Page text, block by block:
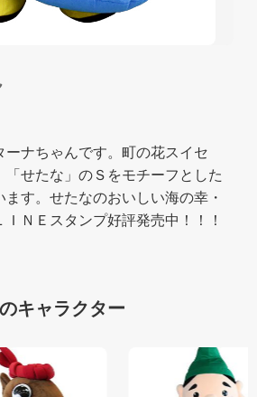
ーナちゃんです。町の花スイセ
「せたな」のＳをモチーフとした
す。せたなのおいしい海の幸・
ＮＥスタンプ好評発売中！！！
キャラクター